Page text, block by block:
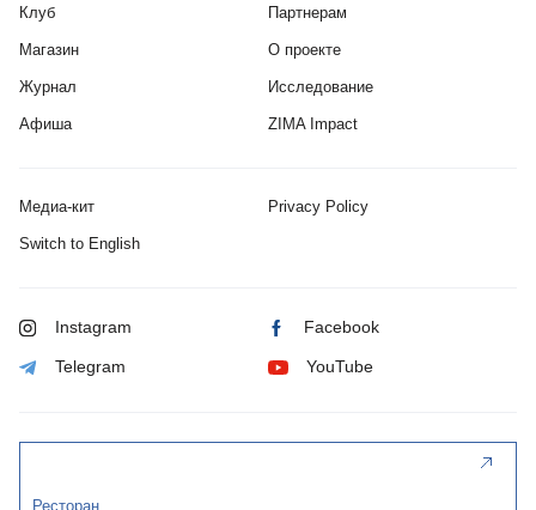
Клуб
Магазин
Журнал
Афиша
Партнерам
О проекте
Исследование
ZIMA Impact
Медиа-кит Privacy Policy
Switch to English
Instagram Facebook
Telegram YouTube
Ресторан